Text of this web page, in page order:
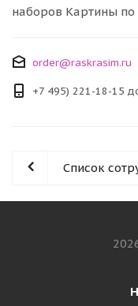
наборов Картины
order@raskrasim.ru
+7 495) 221-18-15
Список